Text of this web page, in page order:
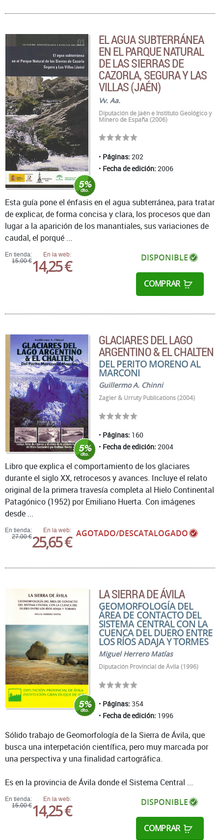
EL AGUA SUBTERRÁNEA
EN EL PARQUE NATURAL
DE LAS SIERRAS DE
CAZORLA, SEGURA Y LAS
VILLAS (JAÉN)
Vv. Aa.
Diputación de Jaén e Instituto Geológico y
Minero de España (2006)
Páginas: 202
Fecha de edición: 2006
En tienda:
15,00 €
En la web:
14,25 € DISPONIBLE
COMPRAR
Esta guía pone el énfasis en el agua subterránea, para tratar
de explicar, de forma concisa y clara, los procesos que dan
lugar a la aparición de los manantiales, sus variaciones de
caudal, el porqué ...
GLACIARES DEL LAGO
ARGENTINO & EL CHALTEN
DEL PERITO MORENO AL
MARCONI
Guillermo A. Chinni
Zagier & Urruty Publications (2004)
Páginas: 160
Fecha de edición: 2004
En tienda:
27,00 €
En la web:
25,65 € AGOTADO/DESCATALOGADO
Libro que explica el comportamiento de los glaciares
durante el siglo XX, retrocesos y avances. Incluye el relato
original de la primera travesía completa al Hielo Continental
Patagónico (1952) por Emiliano Huerta. Con imágenes
desde ...
LA SIERRA DE ÁVILA
GEOMORFOLOGÍA DEL
ÁREA DE CONTACTO DEL
SISTEMA CENTRAL CON LA
CUENCA DEL DUERO ENTRE
LOS RÍOS ADAJA Y TORMES
Miguel Herrero Matías
Diputación Provincial de Ávila (1996)
Páginas: 354
Fecha de edición: 1996
En tienda:
15,00 €
En la web:
14,25 € DISPONIBLE
COMPRAR
Sólido trabajo de Geomorfología de la Sierra de Ávila, que
busca una interpetación científica, pero muy marcada por
una perspectiva y una finalidad cartográfica.
Es en la provincia de Ávila donde el Sistema Central ...